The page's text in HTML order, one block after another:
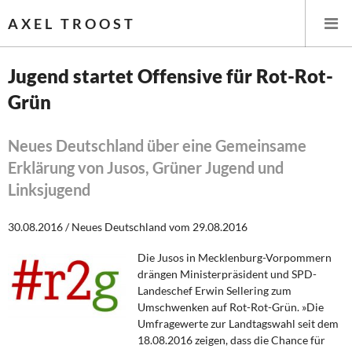
AXEL TROOST
Startseite
Themen
Leitlinien linker Wirtschafts- und Finanzpolitik
Steuer- und Finanzpolitik
Öffentliche Infrastruktur und Daseinsvorsorge
Eurokrise und Griechenland
Jugend startet Offensive für Rot-Rot-
Grün
Neues Deutschland über eine Gemeinsame
Erklärung von Jusos, Grüner Jugend und
Linksjugend
30.08.2016 / Neues Deutschland vom 29.08.2016
Die Jusos in Mecklenburg-Vorpommern
drängen Ministerpräsident und SPD-
Landeschef Erwin Sellering zum
Umschwenken auf Rot-Rot-Grün. »Die
Umfragewerte zur Landtagswahl seit dem
18.08.2016 zeigen, dass die Chance für